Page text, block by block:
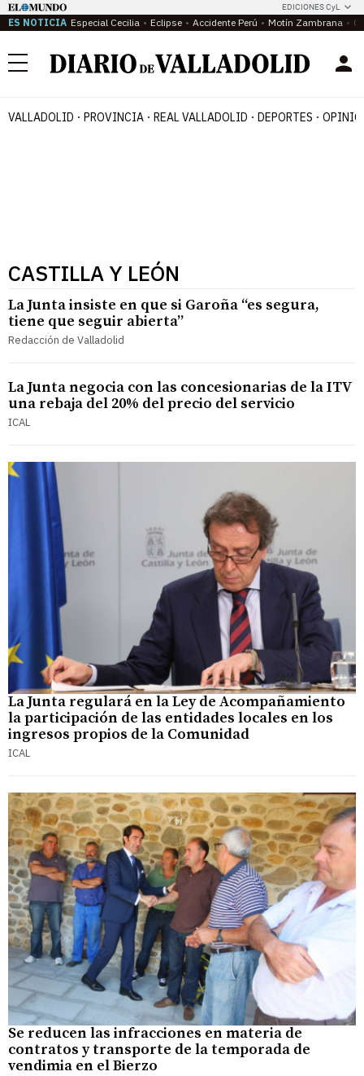
EDICIONES CyL
ES NOTICIA Especial Cecilia Eclipse Accidente Perú Motín Zambrana
Menú
VALLADOLID PROVINCIA REAL VALLADOLID DEPORTES
CASTILLA Y LEÓN
La Junta insiste en que si Garoña “es segura,
tiene que seguir abierta”
Redacción de Valladolid
La Junta negocia con las concesionarias de la ITV
una rebaja del 20% del precio del servicio
ICAL
La Junta regulará en la Ley de Acompañamiento
la participación de las entidades locales en los
ingresos propios de la Comunidad
ICAL
Se reducen las infracciones en materia de
contratos y transporte de la temporada de
vendimia en el Bierzo